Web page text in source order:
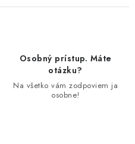
Osobný prístup. Máte
otázku?
Na všetko vám zodpoviem ja
osobne!